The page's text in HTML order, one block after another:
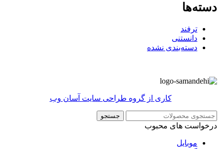
دسته‌ها
ترفند
دانستنی
دسته‌بندی نشده
کاری از گروه طراحی سایت آسان وب
جستجو
درخواست های محبوب
موبایل